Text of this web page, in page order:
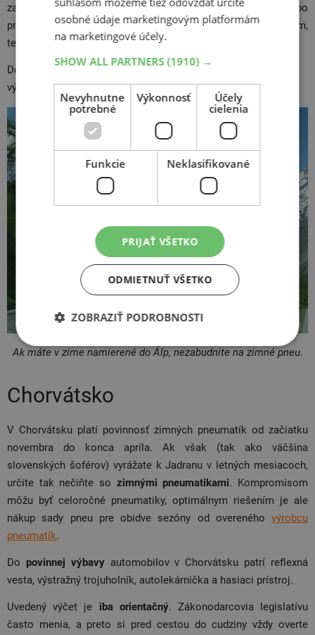
zahraničí. Ak ešte stále váhate s ich výberom, siahnite po
pneumatikách značkyNokian. Táto fínska firma má s vývojom,
testovaním aj výrobou zimných pneu bohaté skúsenosti.
Do povinnej výbavyrakúskych šoférov patrí: reflexná vesta,
výstražný trojuholník a autolekárnička.
Ak máte v zime namierené do Álp, nezabudnite na zimné pneu.
Chorvátsko
V Chorvátsku platí povinnosť zimných pneumatík od začiatku
novembra do konca apríla. Ak však (tak ako väčšina
slovenských šoférov) vyrážate k Jadranu v letných mesiacoch,
určite tak nečiňte so zimnými pneumatikami. Kompromisom
môžu byť celoročné pneumatiky, optimálnym riešením je ale
nákup sady pneu pre obidve sezóny od overeného výrobcu
pneumatík.
Do povinnej výbavyautomobilov v Chorvátsku patrí reflexná
vesta, výstražný trojuholník, autolekárnička a hasiaci prístroj.
Uvedený výčet je iba orientačný. Zákonodarcovia legislatívu
často menia, a preto si pred cestou do cudziny vždy overte
osobné údaje marketingovým platformám
na marketingové účely.
SHOW ALL PARTNERS(1910) →
Nevyhnutne
potrebné
Výkonnosť
Účely
cielenia
Funkcie Neklasifikované
PRIJAŤ VŠETKO
ODMIETNUŤ VŠETKO
ZOBRAZIŤ PODROBNOSTI